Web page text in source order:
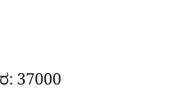
37000